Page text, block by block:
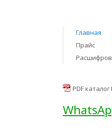
Главная
Прайс
PDF